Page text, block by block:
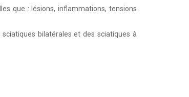
que : lésions, inflammations, tensions
bilatérales et des sciatiques à